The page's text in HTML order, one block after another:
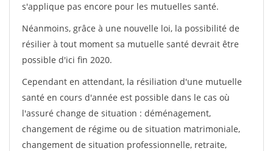
s'applique pas encore pour les mutuelles santé.
Néanmoins, grâce à une nouvelle loi, la possibilité de
résilier à tout moment sa mutuelle santé devrait être
possible d'ici fin 2020.
Cependant en attendant, la résiliation d'une mutuelle
santé en cours d'année est possible dans le cas où
l'assuré change de situation : déménagement,
changement de régime ou de situation matrimoniale,
changement de situation professionnelle, retraite,